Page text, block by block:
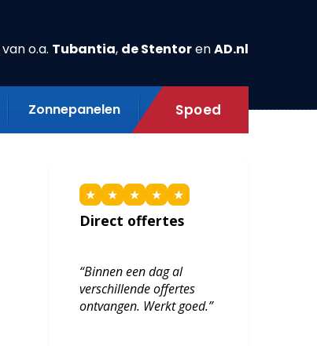
o.a. Tubantia, de StentorenAD.nl
Zonnepanelen Spoed
★ ★ ★ ★ ★
Direct offertes
“Binnen een dag al
verschillende offertes
ontvangen. Werkt goed.”